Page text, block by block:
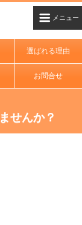
選ばれる理由
お問合せ
せんか？